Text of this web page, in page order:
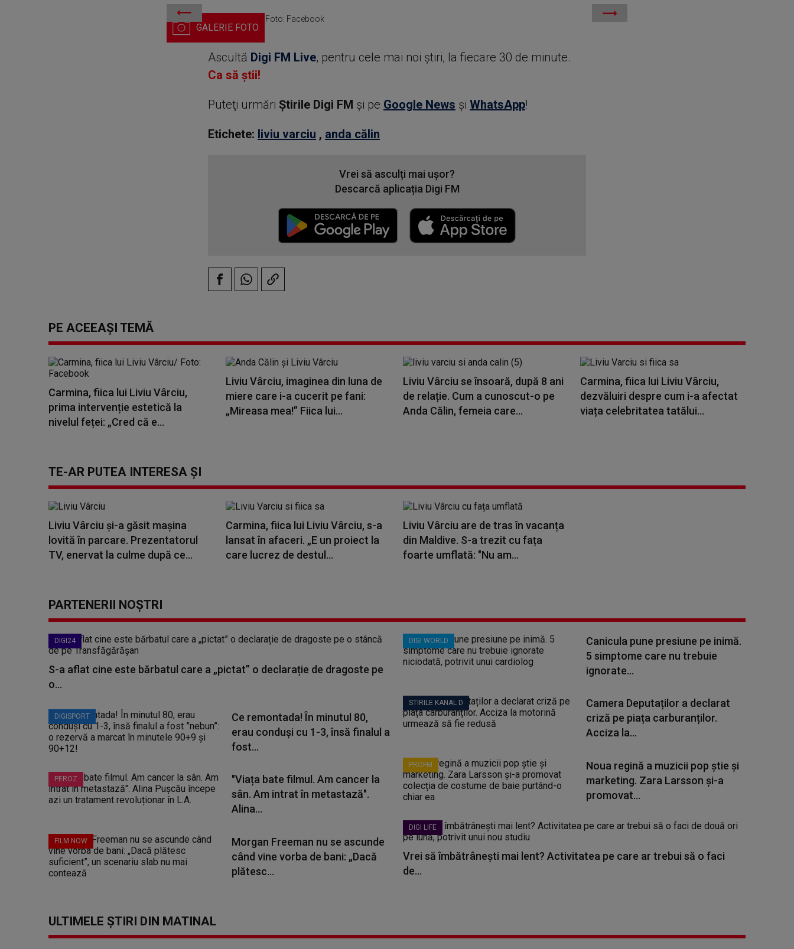
Liviu Vârciu și Anda Călin / Foto: Facebook
Ascultă Digi FM Live, pentru cele mai noi știri, la fiecare 30 de minute.
Ca să știi!
Puteţi urmări Știrile Digi FM şi pe Google News şi WhatsApp!
Etichete: liviu varciu , anda călin
Vrei să asculți mai ușor?
Descarcă aplicația Digi FM
PE ACEEAȘI TEMĂ
Carmina, fiica lui Liviu Vârciu,
prima intervenție estetică la
nivelul feței: „Cred că e...
Liviu Vârciu, imaginea din luna de
miere care i-a cucerit pe fani:
„Mireasa mea!” Fiica lui...
Liviu Vârciu se însoară, după 8 ani
de relație. Cum a cunoscut-o pe
Anda Călin, femeia care...
Carmina, fiica lui Liviu Vârciu,
dezvăluiri despre cum i-a afectat
viața celebritatea tatălui...
TE-AR PUTEA INTERESA ȘI
Liviu Vârciu și-a găsit mașina
lovită în parcare. Prezentatorul
TV, enervat la culme după ce...
Carmina, fiica lui Liviu Vârciu, s-a
lansat în afaceri. „E un proiect la
care lucrez de destul...
Liviu Vârciu are de tras în vacanța
din Maldive. S-a trezit cu fața
foarte umflată: "Nu am...
PARTENERII NOȘTRI
DIGI24
S-a aflat cine este bărbatul care a „pictat” o declarație de dragoste pe
o...
DIGISPORT
Ce remontada! În minutul 80,
erau conduși cu 1-3, însă finalul a
fost...
PEROZ
"Viața bate filmul. Am cancer la
sân. Am intrat în metastază".
Alina...
FILM NOW
Morgan Freeman nu se ascunde
când vine vorba de bani: „Dacă
plătesc...
DIGI WORLD
Canicula pune presiune pe inimă.
5 simptome care nu trebuie
ignorate...
STIRILE KANAL D
Camera Deputaților a declarat
criză pe piața carburanților.
Acciza la...
PROFM
Noua regină a muzicii pop știe și
marketing. Zara Larsson și-a
promovat...
DIGI LIFE
Vrei să îmbătrânești mai lent? Activitatea pe care ar trebui să o faci
de...
ULTIMELE ȘTIRI DIN MATINAL